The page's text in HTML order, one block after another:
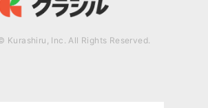
Kurashiru, Inc. All Rights Reserved.